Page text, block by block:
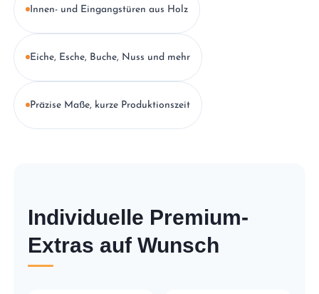
Innen- und Eingangstüren aus Holz
Eiche, Esche, Buche, Nuss und mehr
Präzise Maße, kurze Produktionszeit
Individuelle Premium-
Extras auf Wunsch